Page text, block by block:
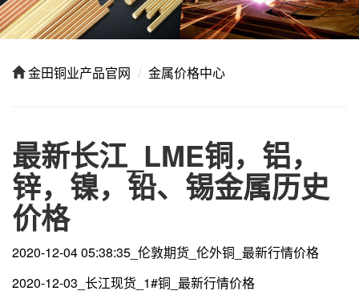
金田铜业产品官网 金属价格中心
最新长江_LME铜，铝，
锌，镍，铅、锡金属历史
价格
2020-12-04 05:38:35_伦敦期货_伦外铜_最新行情价格
2020-12-03_长江现货_1#铜_最新行情价格